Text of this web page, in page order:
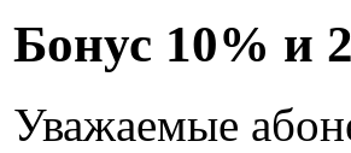
Бонус 10% и
Уважаемые